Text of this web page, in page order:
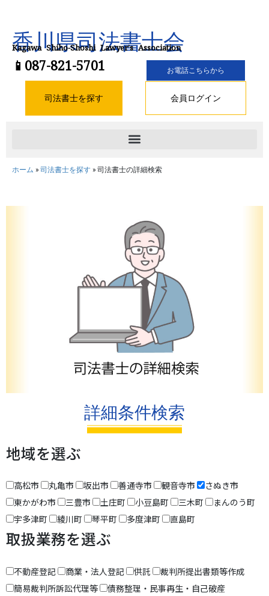
香川県司法書士会
Kagawa Shiho-Shoshi Lawyer’s Association
📱087-821-5701 お電話こちらから
司法書士を探す 会員ログイン
ホーム » 司法書士を探す » 司法書士の詳細検索
詳細条件検索
地域を選ぶ
高松市 丸亀市 坂出市 善通寺市 観音寺市
さぬき市
東かがわ市
三豊市 土庄町 小豆島町 三木町
まんのう町
宇多津町
綾川町 琴平町 多度津町 直島町
取扱業務を選ぶ
不動産登記 商業・法人登記 供託
裁判所提出書類等作成
簡易裁判所訴訟代理等
債務整理・民事再生・自己破産